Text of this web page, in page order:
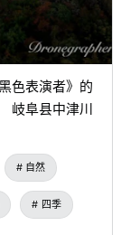
自然
四季